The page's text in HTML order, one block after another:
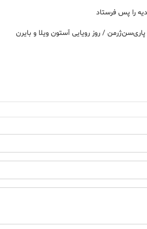
را پس فرستاد
/ روز رویایی آستون ویلا و بایرن